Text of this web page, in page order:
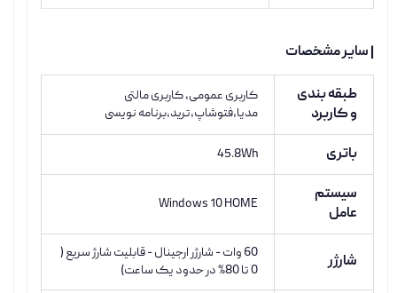
| سایر مشخصات
طبقه بندی
و کاربرد
کاربری عمومی, کاربری مالتی
مدیا،فتوشاپ،ترید،برنامه نویسی
باتری 45.8Wh
سیستم
عامل
Windows 10 HOME
شارژر
60 وات - شارژر ارجینال - قابلیت شارژ سریع (
0 تا 80% در حدود یک ساعت)